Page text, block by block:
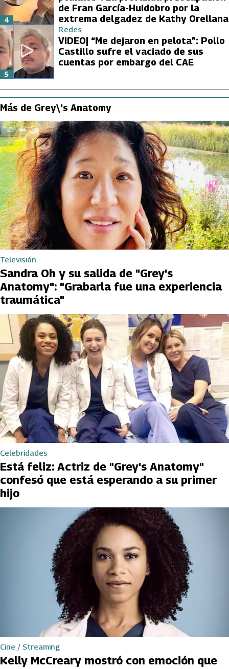
de Fran García-Huidobro por la
extrema delgadez de Kathy Orellana
4
Redes
VIDEO| “Me dejaron en pelota”: Pollo
Castillo sufre el vaciado de sus
cuentas por embargo del CAE
5
Más de Grey\'s Anatomy
Televisión
Sandra Oh y su salida de "Grey's
Anatomy": "Grabarla fue una experiencia
traumática"
Celebridades
Está feliz: Actriz de "Grey's Anatomy"
confesó que está esperando a su primer
hijo
Cine / Streaming
Kelly McCreary mostró con emoción que